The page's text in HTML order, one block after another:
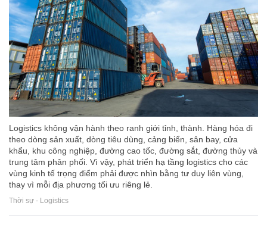
Logistics không vận hành theo ranh giới tỉnh, thành. Hàng hóa đi
theo dòng sản xuất, dòng tiêu dùng, cảng biển, sân bay, cửa
khẩu, khu công nghiệp, đường cao tốc, đường sắt, đường thủy và
trung tâm phân phối. Vì vậy, phát triển hạ tầng logistics cho các
vùng kinh tế trọng điểm phải được nhìn bằng tư duy liên vùng,
thay vì mỗi địa phương tối ưu riêng lẻ.
Thời sự - Logistics